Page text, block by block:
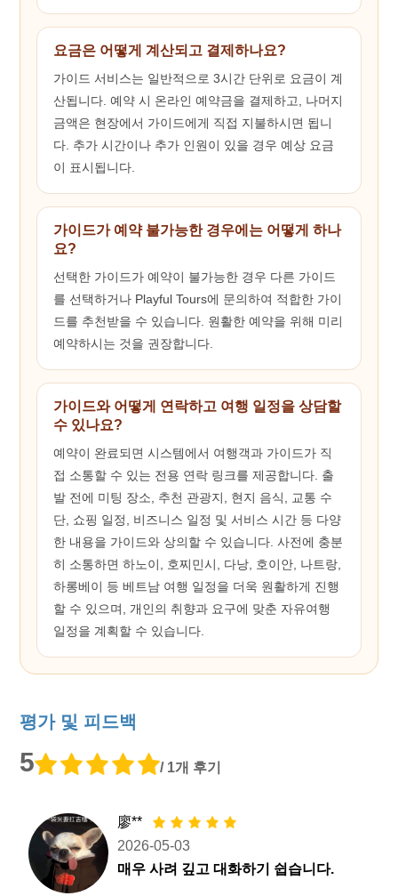
요금은 어떻게 계산되고 결제하나요?
가이드 서비스는 일반적으로 3시간 단위로 요금이 계
산됩니다. 예약 시 온라인 예약금을 결제하고, 나머지
금액은 현장에서 가이드에게 직접 지불하시면 됩니
다. 추가 시간이나 추가 인원이 있을 경우 예상 요금
이 표시됩니다.
가이드가 예약 불가능한 경우에는 어떻게 하나
요?
선택한 가이드가 예약이 불가능한 경우 다른 가이드
를 선택하거나 Playful Tours에 문의하여 적합한 가이
드를 추천받을 수 있습니다. 원활한 예약을 위해 미리
예약하시는 것을 권장합니다.
가이드와 어떻게 연락하고 여행 일정을 상담할
수 있나요?
예약이 완료되면 시스템에서 여행객과 가이드가 직
접 소통할 수 있는 전용 연락 링크를 제공합니다. 출
발 전에 미팅 장소, 추천 관광지, 현지 음식, 교통 수
단, 쇼핑 일정, 비즈니스 일정 및 서비스 시간 등 다양
한 내용을 가이드와 상의할 수 있습니다. 사전에 충분
히 소통하면 하노이, 호찌민시, 다낭, 호이안, 나트랑,
하롱베이 등 베트남 여행 일정을 더욱 원활하게 진행
할 수 있으며, 개인의 취향과 요구에 맞춘 자유여행
일정을 계획할 수 있습니다.
평가 및 피드백
5 / 1개 후기
廖**
2026-05-03
매우 사려 깊고 대화하기 쉽습니다.